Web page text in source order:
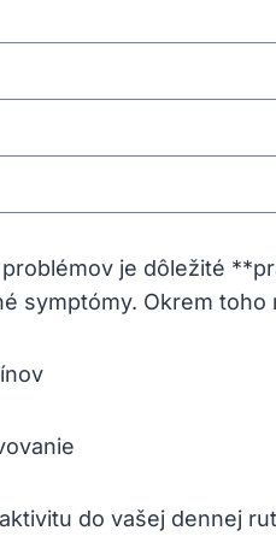
je dôležité
symptómy. Okrem
do vašej dennej